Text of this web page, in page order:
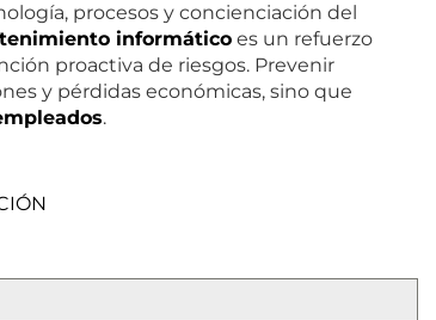
procesos y concienciación del
informático es un refuerzo
proactiva de riesgos. Prevenir
y pérdidas económicas, sino que
.